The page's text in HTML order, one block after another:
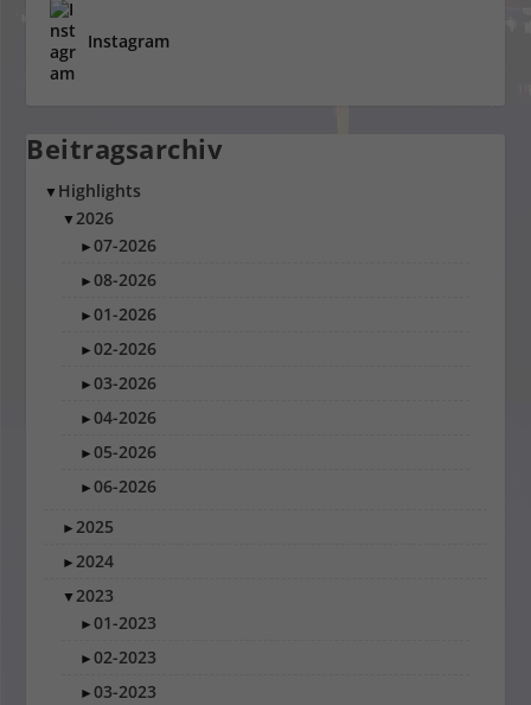
Instagram
Beitragsarchiv
▼ Highlights
▼2026
►07-2026
►08-2026
►01-2026
►02-2026
►03-2026
►04-2026
►05-2026
►06-2026
►2025
►2024
▼2023
►01-2023
►02-2023
►03-2023